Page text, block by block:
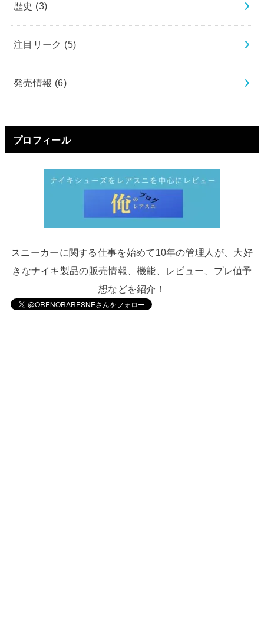
歴史 (3)
注目リーク (5)
発売情報 (6)
プロフィール
スニーカーに関する仕事を始めて10年の管理人が、大好
きなナイキ製品の販売情報、機能、レビュー、プレ値予
想などを紹介！